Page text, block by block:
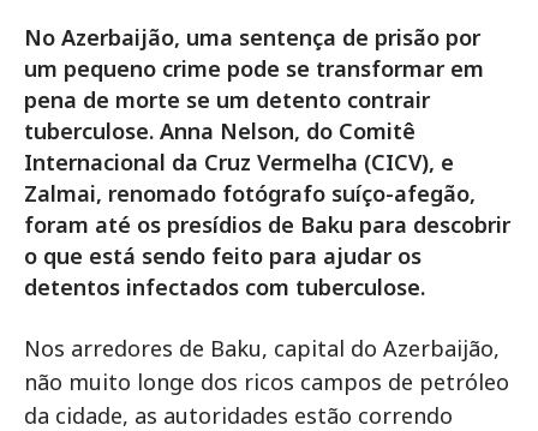
No Azerbaijão, uma sentença de prisão por
um pequeno crime pode se transformar em
pena de morte se um detento contrair
tuberculose. Anna Nelson, do Comitê
Internacional da Cruz Vermelha (CICV), e
Zalmai, renomado fotógrafo suíço-afegão,
foram até os presídios de Baku para descobrir
o que está sendo feito para ajudar os
detentos infectados com tuberculose.
Nos arredores de Baku, capital do Azerbaijão,
não muito longe dos ricos campos de petróleo
da cidade, as autoridades estão correndo